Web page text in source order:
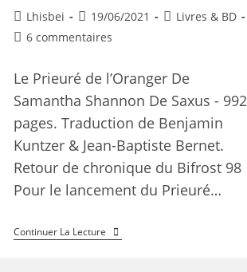
Lhisbei 19/06/2021
Livres & BD
6 commentaires
Le Prieuré de l’Oranger De
Samantha Shannon De Saxus - 992
pages. Traduction de Benjamin
Kuntzer & Jean-Baptiste Bernet.
Retour de chronique du Bifrost 98
Pour le lancement du Prieuré…
Continuer La Lecture